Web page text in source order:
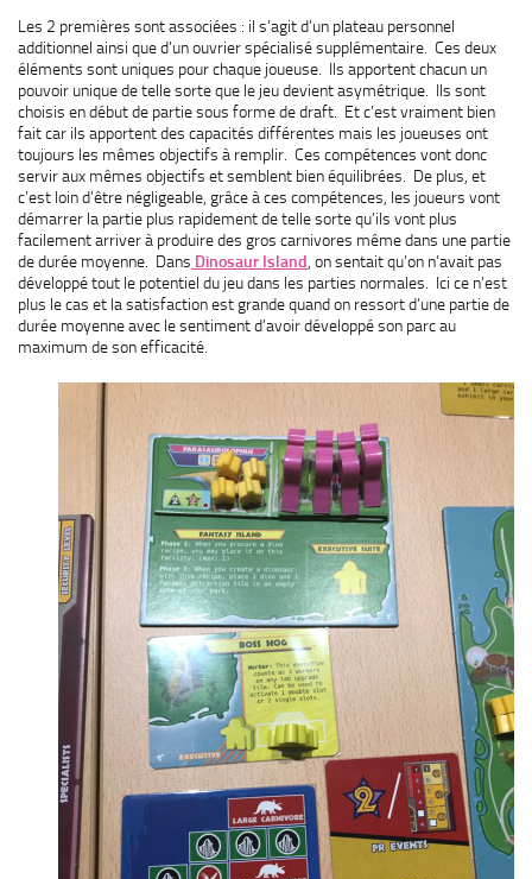
Les 2 premières sont associées : il s’agit d’un plateau personnel
additionnel ainsi que d’un ouvrier spécialisé supplémentaire. Ces deux
éléments sont uniques pour chaque joueuse. Ils apportent chacun un
pouvoir unique de telle sorte que le jeu devient asymétrique. Ils sont
choisis en début de partie sous forme de draft. Et c’est vraiment bien
fait car ils apportent des capacités différentes mais les joueuses ont
toujours les mêmes objectifs à remplir. Ces compétences vont donc
servir aux mêmes objectifs et semblent bien équilibrées. De plus, et
c’est loin d’être négligeable, grâce à ces compétences, les joueurs vont
démarrer la partie plus rapidement de telle sorte qu’ils vont plus
facilement arriver à produire des gros carnivores même dans une partie
de durée moyenne. Dans Dinosaur Island , on sentait qu’on n’avait pas
développé tout le potentiel du jeu dans les parties normales. Ici ce n’est
plus le cas et la satisfaction est grande quand on ressort d’une partie de
durée moyenne avec le sentiment d’avoir développé son parc au
maximum de son efficacité.